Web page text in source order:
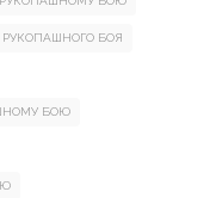
БОЯ
БОЮ